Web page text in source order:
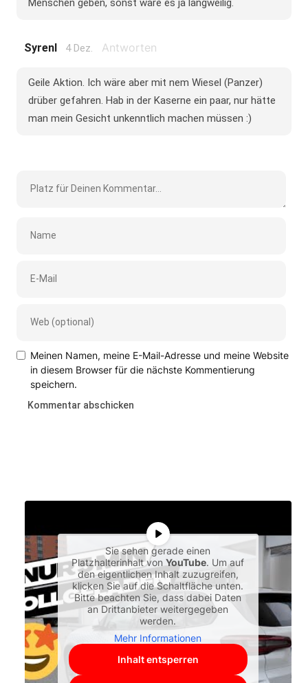
Syrenl 4 Dez. Antworten
Geile Aktion. Ich wäre aber mit nem Wiesel (Panzer)
drüber gefahren. Hab in der Kaserne ein paar, nur hätte
man mein Gesicht unkenntlich machen müssen :)
Meinen Namen, meine E-Mail-Adresse und meine Website
in diesem Browser für die nächste Kommentierung
speichern.
Sie sehen gerade einen
Platzhalterinhalt vonYouTube. Um auf
den eigentlichen Inhalt zuzugreifen,
klicken Sie auf die Schaltfläche unten.
Bitte beachten Sie, dass dabei Daten
an Drittanbieter weitergegeben
werden.
Mehr Informationen
Inhalt entsperren